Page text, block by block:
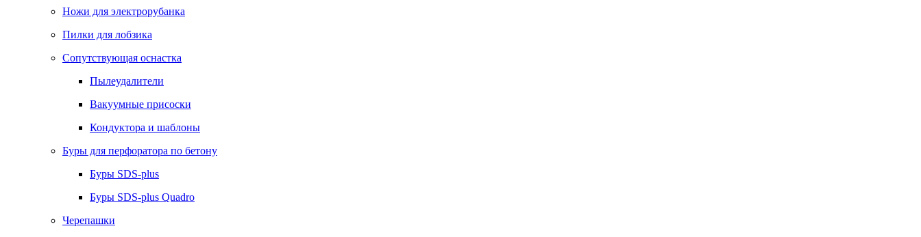
Ножи для электрорубанка
Пилки для лобзика
Сопутствующая оснастка
Пылеудалители
Вакуумные присоски
Кондуктора и шаблоны
Буры для перфоратора по бетону
Буры SDS-plus
Буры SDS-plus Quadro
Черепашки